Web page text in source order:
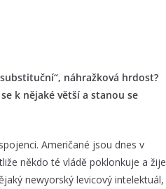
náhražková hrdost?
k nějaké větší a stanou se
Američané jsou dnes v
někdo té vládě poklonkuje a žije
newyorský levicový intelektuál,